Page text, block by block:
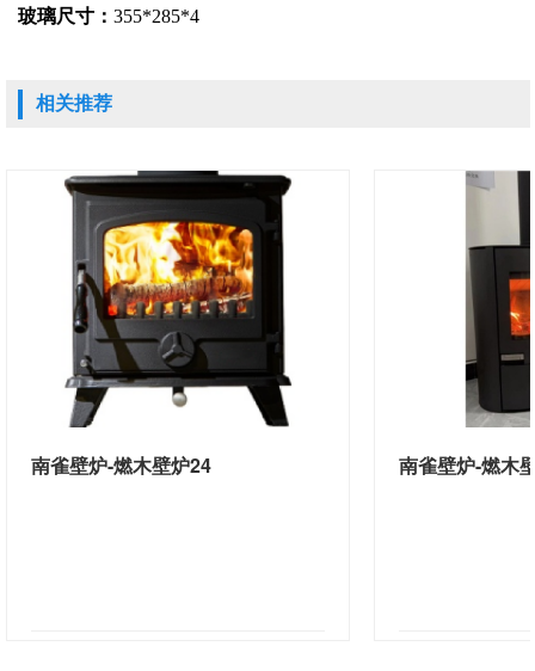
玻璃尺寸： 355*285*4
相关推荐
南雀壁炉-燃木壁炉24 南雀壁炉-燃木